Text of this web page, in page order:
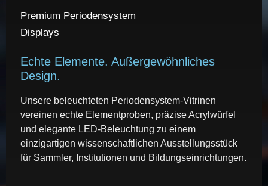
Premium Periodensystem
Displays
Echte Elemente. Außergewöhnliches
Design.
Unsere beleuchteten Periodensystem-Vitrinen
vereinen echte Elementproben, präzise Acrylwürfel
und elegante LED-Beleuchtung zu einem
einzigartigen wissenschaftlichen Ausstellungsstück
für Sammler, Institutionen und Bildungseinrichtungen.